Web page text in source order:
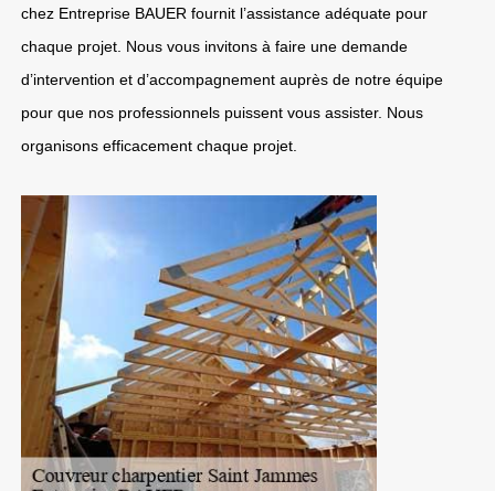
chez Entreprise BAUER fournit l’assistance adéquate pour
chaque projet. Nous vous invitons à faire une demande
d’intervention et d’accompagnement auprès de notre équipe
pour que nos professionnels puissent vous assister. Nous
organisons efficacement chaque projet.